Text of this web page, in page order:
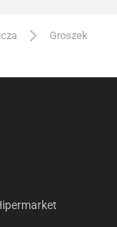
Groszek